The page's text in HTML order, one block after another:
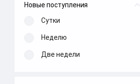
Новые поступления
Сутки
Неделю
Две недели